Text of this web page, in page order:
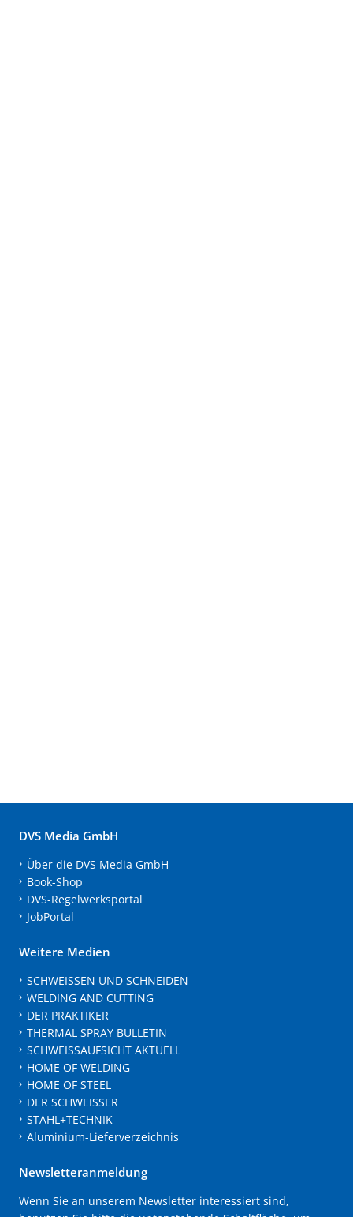
DVS Media GmbH
Über die DVS Media GmbH
Book-Shop
DVS-Regelwerksportal
JobPortal
Weitere Medien
SCHWEISSEN UND SCHNEIDEN
WELDING AND CUTTING
DER PRAKTIKER
THERMAL SPRAY BULLETIN
SCHWEISSAUFSICHT AKTUELL
HOME OF WELDING
HOME OF STEEL
DER SCHWEISSER
STAHL+TECHNIK
Aluminium-Lieferverzeichnis
Newsletteranmeldung
Wenn Sie an unserem Newsletter interessiert sind,